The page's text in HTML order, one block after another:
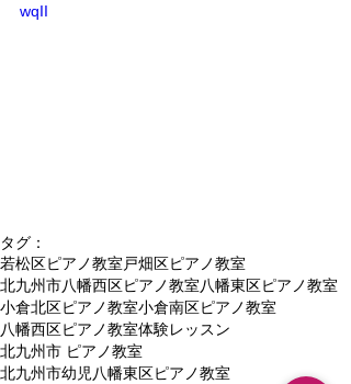
wqII
タグ：
若松区ピアノ教室 戸畑区ピアノ教室
北九州市八幡西区ピアノ教室八幡東区ピアノ教室
小倉北区ピアノ教室小倉南区ピアノ教室
八幡西区ピアノ教室体験レッスン
北九州市 ピアノ教室
北九州市幼児八幡東区ピアノ教室